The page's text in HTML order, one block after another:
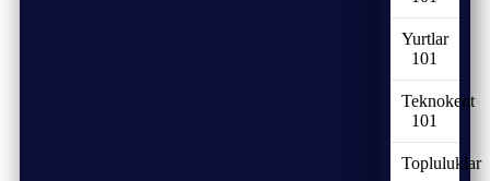
Yurtlar
101
Teknokent
101
Topluluklar